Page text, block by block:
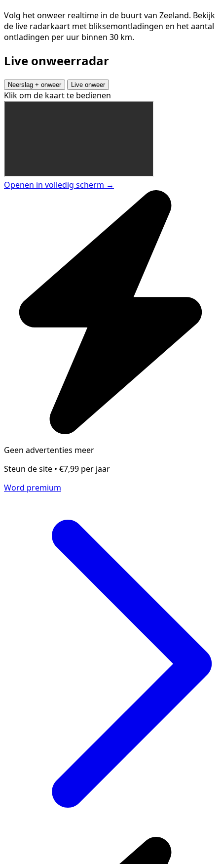
Volg het onweer realtime in de buurt van Zeeland. Bekijk
de live radarkaart met bliksemontladingen en het aantal
ontladingen per uur binnen 30 km.
Live onweerradar
Neerslag + onweer Live onweer
Klik om de kaart te bedienen
Openen in volledig scherm →
Geen advertenties meer
Steun de site • €7,99 per jaar
Word premium